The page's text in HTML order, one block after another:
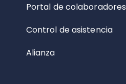
Portal de colaboradores
Control de asistencia
Alianza